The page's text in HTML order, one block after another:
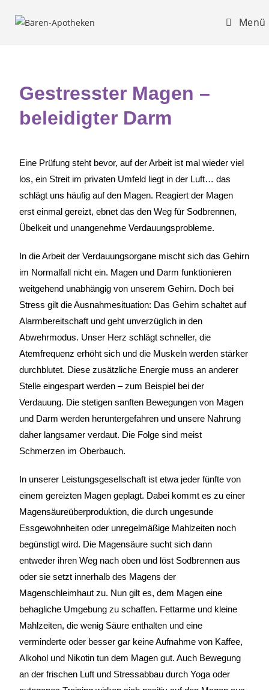
Menü
Gestresster Magen –
beleidigter Darm
Eine Prüfung steht bevor, auf der Arbeit ist mal wieder viel
los, ein Streit im privaten Umfeld liegt in der Luft… das
schlägt uns häufig auf den Magen. Reagiert der Magen
erst einmal gereizt, ebnet das den Weg für Sodbrennen,
Übelkeit und unangenehme Verdauungsprobleme.
In die Arbeit der Verdauungsorgane mischt sich das Gehirn
im Normalfall nicht ein. Magen und Darm funktionieren
weitgehend unabhängig von unserem Gehirn. Doch bei
Stress gilt die Ausnahmesituation: Das Gehirn schaltet auf
Alarmbereitschaft und geht unverzüglich in den
Abwehrmodus. Unser Herz schlägt schneller, die
Atemfrequenz erhöht sich und die Muskeln werden stärker
durchblutet. Diese zusätzliche Energie muss an anderer
Stelle eingespart werden – zum Beispiel bei der
Verdauung. Die stetigen sanften Bewegungen von Magen
und Darm werden heruntergefahren und unsere Nahrung
daher langsamer verdaut. Die Folge sind meist
Schmerzen im Oberbauch.
In unserer Leistungsgesellschaft ist etwa jeder fünfte von
einem gereizten Magen geplagt. Dabei kommt es zu einer
Magensäureüberproduktion, die durch ungesunde
Essgewohnheiten oder unregelmäßige Mahlzeiten noch
begünstigt wird. Die Magensäure sucht sich dann
entweder ihren Weg nach oben und löst Sodbrennen aus
oder sie setzt innerhalb des Magens der
Magenschleimhaut zu. Nun gilt es, dem Magen eine
behagliche Umgebung zu schaffen. Fettarme und kleine
Mahlzeiten, die wenig Säure enthalten und eine
verminderte oder besser gar keine Aufnahme von Kaffee,
Alkohol und Nikotin tun dem Magen gut. Auch Bewegung
an der frischen Luft und Stressabbau durch Yoga oder